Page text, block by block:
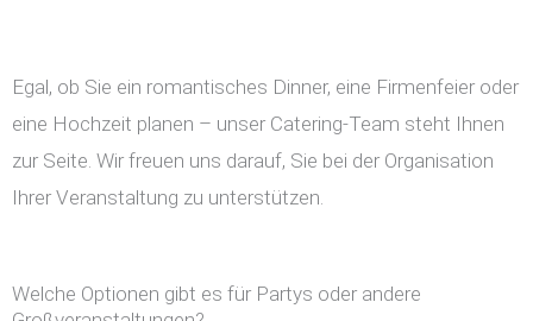
Egal, ob Sie ein romantisches Dinner, eine Firmenfeier oder
eine Hochzeit planen – unser Catering-Team steht Ihnen
zur Seite. Wir freuen uns darauf, Sie bei der Organisation
Ihrer Veranstaltung zu unterstützen.
Welche Optionen gibt es für Partys oder andere